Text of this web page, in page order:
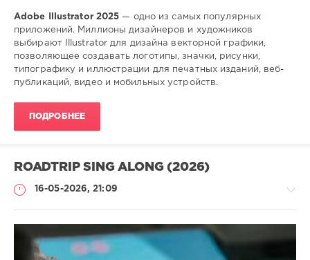
Adobe Illustrator 2025 — одно из самых популярных
приложений. Миллионы дизайнеров и художников
выбирают Illustrator для дизайна векторной графики,
позволяющее создавать логотипы, значки, рисунки,
типографику и иллюстрации для печатных изданий, веб-
публикаций, видео и мобильных устройств.
ПОДРОБНЕЕ
ROADTRIP SING ALONG (2026)
16-05-2026, 21:09